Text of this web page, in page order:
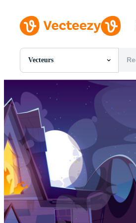
Vecteurs
Toutes Images
Photos
PSDs
SVGs
Modèles
Vecteurs
Vidéos
Motion graphics
Images Éditoriales
Événements Éditoriaux